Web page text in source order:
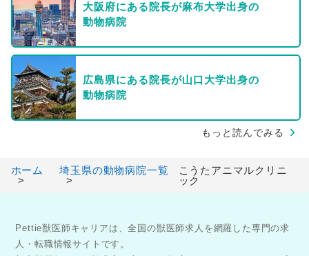
大阪府にある院長が麻布大学出身の
動物病院
広島県にある院長が山口大学出身の
動物病院
もっと読んでみる
ホーム 埼玉県の動物病院一覧
こうたアニマルクリニ
ック
Pettie獣医師キャリアは、全国の獣医師求人を網羅した専門の求
人・転職情報サイトです。